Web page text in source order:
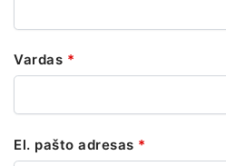
Vardas *
El. pašto adresas *